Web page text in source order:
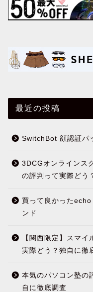
最近の投稿
SwitchBot 顔認証パ
3DCGオンラインス
の評判って実際どう
買って良かった
ンド
【関西限定】スマ
実際どう？独自に徹
本気のパソコン塾の
自に徹底調査